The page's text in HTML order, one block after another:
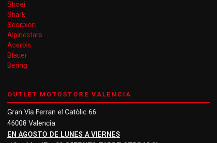
Shoei
Shark
Scorpion
Alpinestars
Acerbis
Blauer
Bering
OUTLET MOTOSTORE VALENCIA
Gran Vía Ferran el Catòlic 66
46008 Valencia
EN AGOSTO DE LUNES A VIERNES